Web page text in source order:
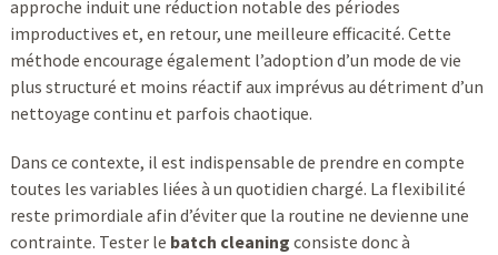
approche induit une réduction notable des périodes
improductives et, en retour, une meilleure efficacité. Cette
méthode encourage également l’adoption d’un mode de vie
plus structuré et moins réactif aux imprévus au détriment d’un
nettoyage continu et parfois chaotique.
Dans ce contexte, il est indispensable de prendre en compte
toutes les variables liées à un quotidien chargé. La flexibilité
reste primordiale afin d’éviter que la routine ne devienne une
contrainte. Tester le batch cleaning consiste donc à